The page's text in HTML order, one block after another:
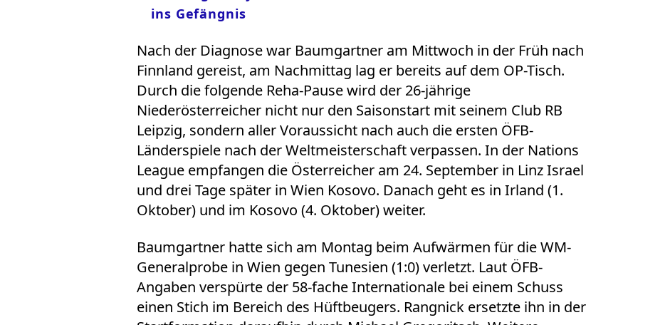
ins Gefängnis
Nach der Diagnose war Baumgartner am Mittwoch in der Früh nach
Finnland gereist, am Nachmittag lag er bereits auf dem OP-Tisch.
Durch die folgende Reha-Pause wird der 26-jährige
Niederösterreicher nicht nur den Saisonstart mit seinem Club RB
Leipzig, sondern aller Voraussicht nach auch die ersten ÖFB-
Länderspiele nach der Weltmeisterschaft verpassen. In der Nations
League empfangen die Österreicher am 24. September in Linz Israel
und drei Tage später in Wien Kosovo. Danach geht es in Irland (1.
Oktober) und im Kosovo (4. Oktober) weiter.
Baumgartner hatte sich am Montag beim Aufwärmen für die WM-
Generalprobe in Wien gegen Tunesien (1:0) verletzt. Laut ÖFB-
Angaben verspürte der 58-fache Internationale bei einem Schuss
einen Stich im Bereich des Hüftbeugers. Rangnick ersetzte ihn in der